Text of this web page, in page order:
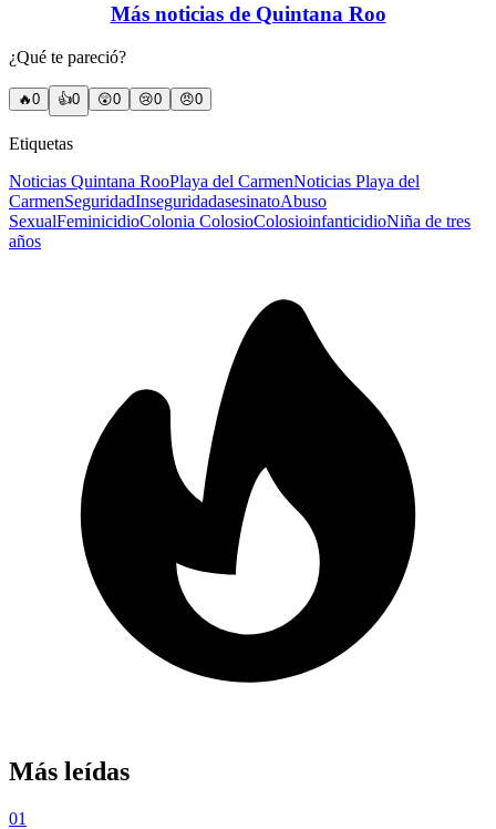
Más noticias de Quintana Roo
¿Qué te pareció?
🔥0 👍0 😲0 😢0 😠0
Etiquetas
Noticias Quintana RooPlaya del CarmenNoticias Playa del
CarmenSeguridadInseguridadasesinatoAbuso
SexualFeminicidioColonia ColosioColosioinfanticidioNiña de tres
años
Más leídas
01